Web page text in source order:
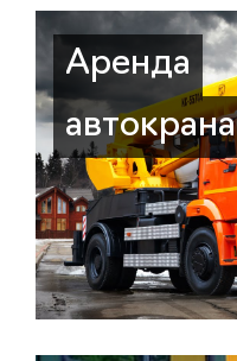
Аренда
автокрана